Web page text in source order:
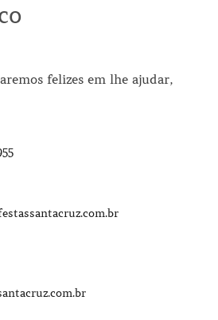
felizes em lhe ajudar,